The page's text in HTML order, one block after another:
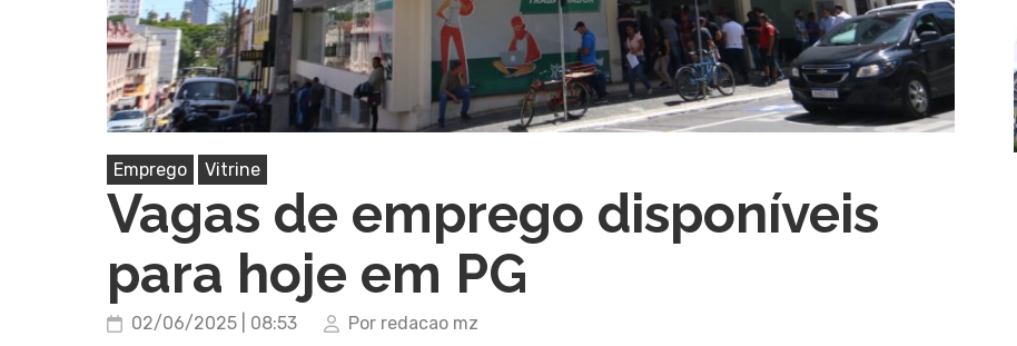
Pressione Enter para pesquisar ou ESC para fechar
Emprego Vitrine
Vagas de emprego disponíveis
para hoje em PG
02/06/2025 | 08:53 Por redacao mz